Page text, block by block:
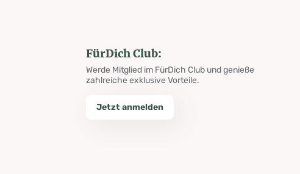
FürDich Club:
Werde Mitglied im FürDich Club und genieße
zahlreiche exklusive Vorteile.
Jetzt anmelden